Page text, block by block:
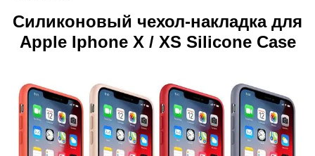
Силиконовый чехол-накладка для
Apple Iphone X / XS Silicone Case